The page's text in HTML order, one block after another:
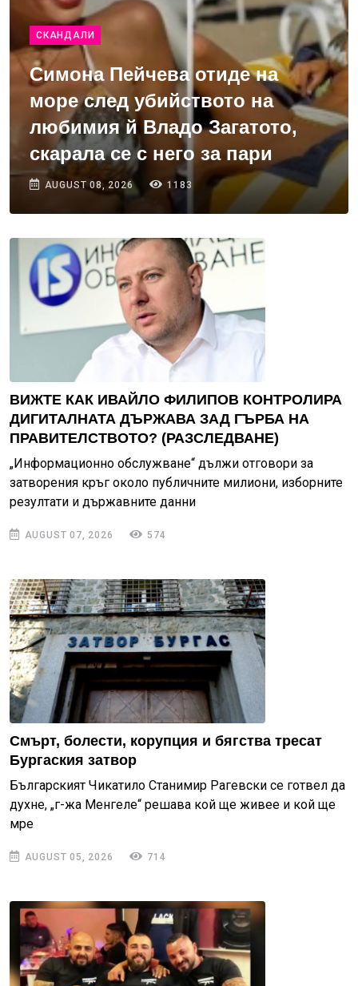
СКАНДАЛИ
Симона Пейчева отиде на
море след убийството на
любимия й Владо Загатото,
скарала се с него за пари
AUGUST 08, 2026 1183
ВИЖТЕ КАК ИВАЙЛО ФИЛИПОВ КОНТРОЛИРА
ДИГИТАЛНАТА ДЪРЖАВА ЗАД ГЪРБА НА
ПРАВИТЕЛСТВОТО? (РАЗСЛЕДВАНЕ)
„Информационно обслужване“ дължи отговори за
затворения кръг около публичните милиони, изборните
резултати и държавните данни
AUGUST 07, 2026 574
Смърт, болести, корупция и бягства тресат
Бургаския затвор
Българският Чикатило Станимир Рагевски се готвел да
духне, „г-жа Менгеле“ решава кой ще живее и кой ще
мре
AUGUST 05, 2026 714